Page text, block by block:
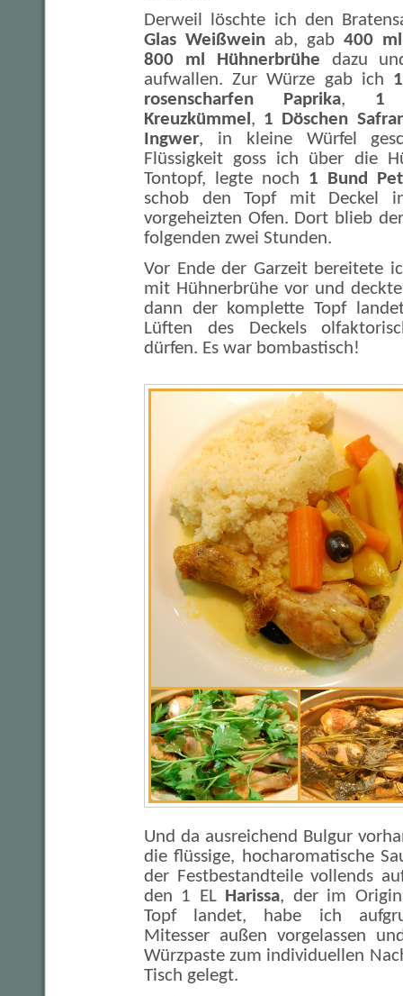
Derweil löschte ich den
Glas Weißwein ab, gab 400
800 ml Hühnerbrühe dazu
aufwallen. Zur Würze gab ich
rosenscharfen Paprika, 1
Kreuzkümmel , 1 Döschen
Ingwer, in kleine Würfel
Flüssigkeit goss ich über die
Tontopf, legte noch 1 Bund
schob den Topf mit Deckel
vorgeheizten Ofen. Dort blieb
folgenden zwei Stunden.
Vor Ende der Garzeit bereitete
mit Hühnerbrühe vor und
dann der komplette Topf
Lüften des Deckels
dürfen. Es war bombastisch!
Und da ausreichend Bulgur
die flüssige, hocharomatische
der Festbestandteile vollends
den 1 EL
Harissa, der im
Topf landet, habe ich
Mitesser außen vorgelassen
Würzpaste zum individuellen
Tisch gelegt.